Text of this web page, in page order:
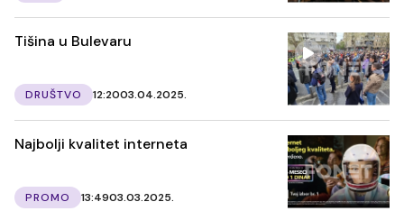
Tišina u Bulevaru
DRUŠTVO 12:2003.04.2025.
Najbolji kvalitet interneta
PROMO 13:4903.03.2025.